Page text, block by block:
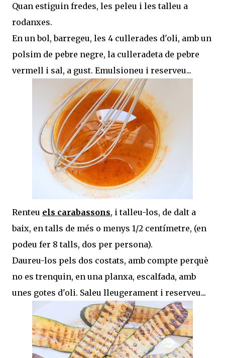
Quan estiguin fredes, les peleu i les talleu a
rodanxes.
En un bol, barregeu, les 4 cullerades d'oli, amb un
polsim de pebre negre, la culleradeta de pebre
vermell i sal, a gust. Emulsioneu i reserveu...
Renteu els carabassons, i talleu-los, de dalt a
baix, en talls de més o menys 1/2 centímetre, (en
podeu fer 8 talls, dos per persona).
Daureu-los pels dos costats, amb compte perquè
no es trenquin, en una planxa, escalfada, amb
unes gotes d'oli. Saleu lleugerament i reserveu...